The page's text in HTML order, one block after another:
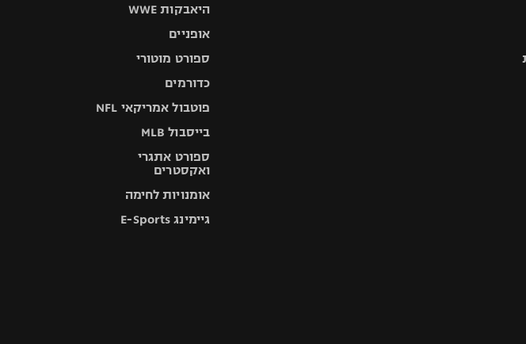
היאבקות WWE
אופניים
ספורט מוטורי
כדורמים
פוטבול אמריקאי NFL
בייסבול MLB
ספורט אתגרי
ואקסטרים
אומנויות לחימה
גיימינג E-Sports